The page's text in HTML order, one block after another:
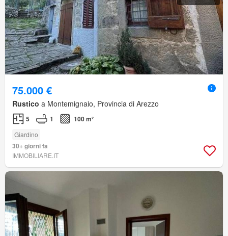
75.000 €
Rustico a Montemignaio, Provincia di Arezzo
5 1 100 m²
Giardino
30+ giorni fa
IMMOBILIARE.IT